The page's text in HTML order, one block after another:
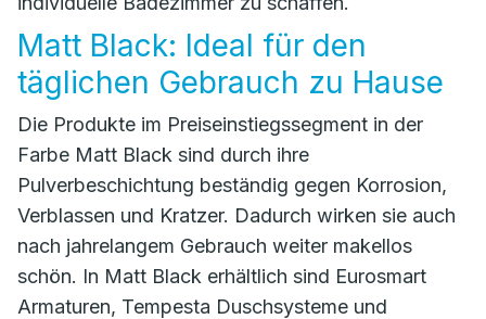
Matt Black: Ideal für den
täglichen Gebrauch zu Hause
Die Produkte im Preiseinstiegssegment in der
Farbe Matt Black sind durch ihre
Pulverbeschichtung beständig gegen Korrosion,
Verblassen und Kratzer. Dadurch wirken sie auch
nach jahrelangem Gebrauch weiter makellos
schön. In Matt Black erhältlich sind Eurosmart
Armaturen, Tempesta Duschsysteme und